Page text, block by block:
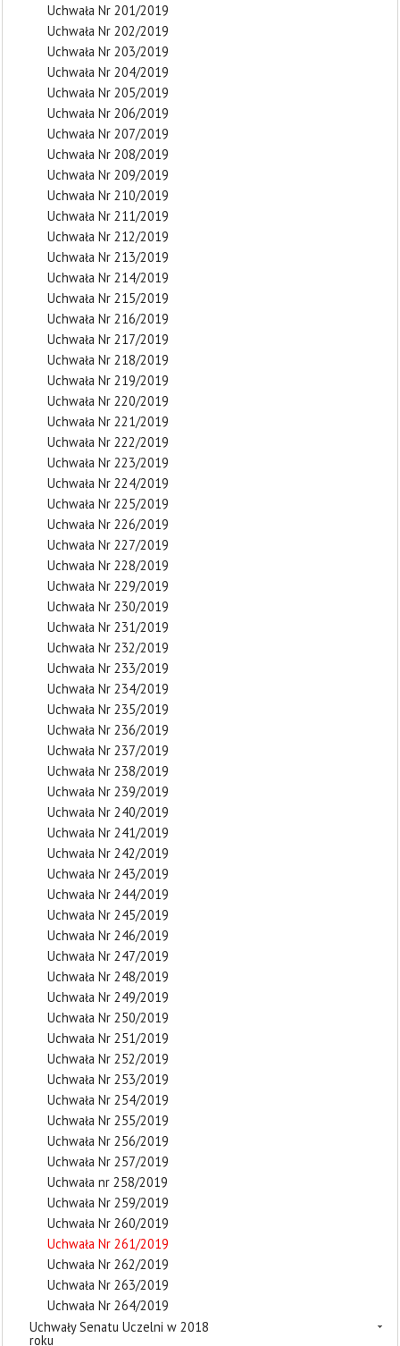
Uchwała Nr 201/2019
Uchwała Nr 202/2019
Uchwała Nr 203/2019
Uchwała Nr 204/2019
Uchwała Nr 205/2019
Uchwała Nr 206/2019
Uchwała Nr 207/2019
Uchwała Nr 208/2019
Uchwała Nr 209/2019
Uchwała Nr 210/2019
Uchwała Nr 211/2019
Uchwała Nr 212/2019
Uchwała Nr 213/2019
Uchwała Nr 214/2019
Uchwała Nr 215/2019
Uchwała Nr 216/2019
Uchwała Nr 217/2019
Uchwała Nr 218/2019
Uchwała Nr 219/2019
Uchwała Nr 220/2019
Uchwała Nr 221/2019
Uchwała Nr 222/2019
Uchwała Nr 223/2019
Uchwała Nr 224/2019
Uchwała Nr 225/2019
Uchwała Nr 226/2019
Uchwała Nr 227/2019
Uchwała Nr 228/2019
Uchwała Nr 229/2019
Uchwała Nr 230/2019
Uchwała Nr 231/2019
Uchwała Nr 232/2019
Uchwała Nr 233/2019
Uchwała Nr 234/2019
Uchwała Nr 235/2019
Uchwała Nr 236/2019
Uchwała Nr 237/2019
Uchwała Nr 238/2019
Uchwała Nr 239/2019
Uchwała Nr 240/2019
Uchwała Nr 241/2019
Uchwała Nr 242/2019
Uchwała Nr 243/2019
Uchwała Nr 244/2019
Uchwała Nr 245/2019
Uchwała Nr 246/2019
Uchwała Nr 247/2019
Uchwała Nr 248/2019
Uchwała Nr 249/2019
Uchwała Nr 250/2019
Uchwała Nr 251/2019
Uchwała Nr 252/2019
Uchwała Nr 253/2019
Uchwała Nr 254/2019
Uchwała Nr 255/2019
Uchwała Nr 256/2019
Uchwała Nr 257/2019
Uchwała nr 258/2019
Uchwała Nr 259/2019
Uchwała Nr 260/2019
Uchwała Nr 261/2019
Uchwała Nr 262/2019
Uchwała Nr 263/2019
Uchwała Nr 264/2019
Uchwały Senatu Uczelni w 2018
roku